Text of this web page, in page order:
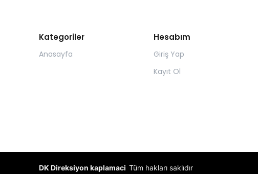
Kategoriler
Anasayfa
Hesabım
Giriş Yap
Kayıt Ol
DK Direksiyon kaplamaci Tüm hakları saklıdır